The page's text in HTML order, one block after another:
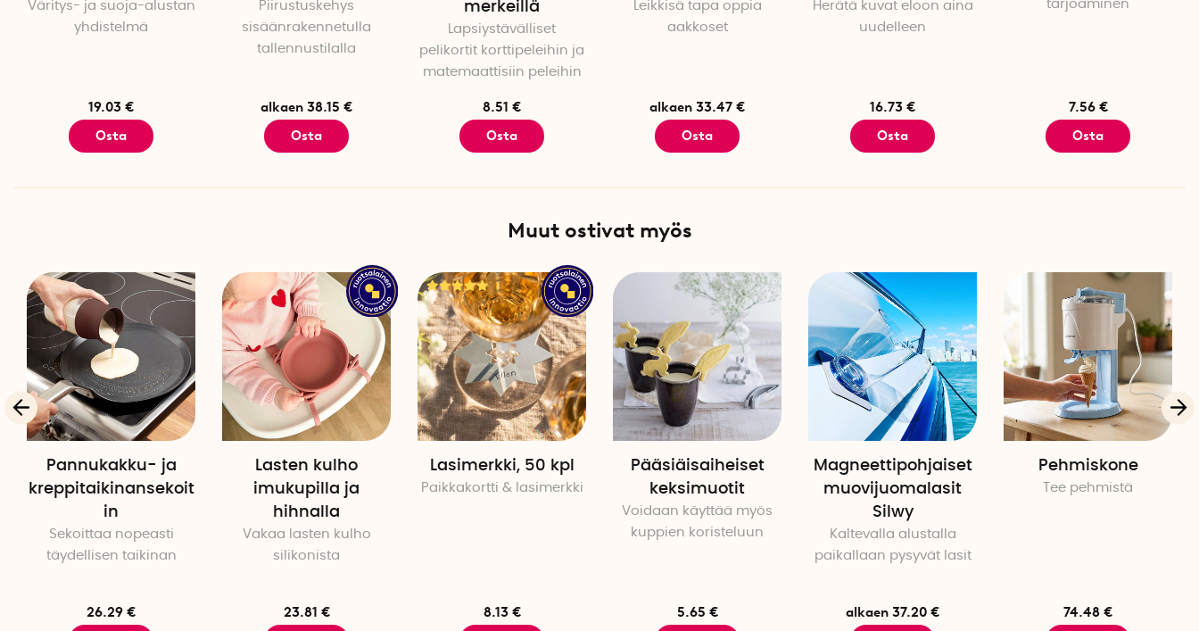
Leikkimatto, Autorata
Ajakaa kilpaa leluautojen kanssa tällä hauskalla leikkimatolla jossa on kuva
kaikki autot ovat taas valmiita seuraavaa kilpailua varten.
Materiaali: 70 % puuvillaa, 30 % polyesteriä.
Minne juna kulkee? Junaradalla voit matkustaa minne vain. Millaista hauskaa löydät
Materiaali: 100 % polyesteriä.
Printti: Kaksipuolinen. Karhuaiheinen kuvio takana.
Pesuohjeet
Älä pese mattoa yli 30°C:ssa, käsinpesu on suositeltavaa. Pese matto erikseen
ensimmäisen kerran. Pese samanväristen kanssa. Älä käytä valkaisuaineita
sisältäviä pesuaineita. Auringonvalo voi valkaista mattoa. Pese ilman
huuhteluainetta.
Väritys- ja suoja-alustan
yhdistelmä
19.03 €
Osta
Piirustuskehys
sisäänrakennetulla
tallennustilalla
alkaen 38.15 €
Osta
merkeillä
Lapsiystävälliset
pelikortit korttipeleihin ja
matemaattisiin peleihin
8.51 €
Osta
Leikkisä tapa oppia
aakkoset
alkaen 33.47 €
Osta
Herätä kuvat eloon aina
uudelleen
16.73 €
Osta
tarjoaminen
7.56 €
Osta
Muut ostivat myös
Pannukakku- ja
kreppitaikinansekoit
in
Sekoittaa nopeasti
täydellisen taikinan
26.29 €
Lasten kulho
imukupilla ja
hihnalla
Vakaa lasten kulho
silikonista
23.81 €
Lasimerkki, 50 kpl
Paikkakortti & lasimerkki
8.13 €
Pääsiäisaiheiset
keksimuotit
Voidaan käyttää myös
kuppien koristeluun
5.65 €
Magneettipohjaiset
muovijuomalasit
Silwy
Kaltevalla alustalla
paikallaan pysyvät lasit
alkaen 37.20 €
Pehmiskone
Tee pehmistä
74.48 €